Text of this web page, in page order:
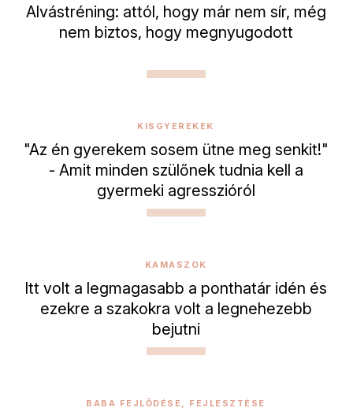
Alvástréning: attól, hogy már nem sír, még
nem biztos, hogy megnyugodott
KISGYEREKEK
"Az én gyerekem sosem ütne meg senkit!"
- Amit minden szülőnek tudnia kell a
gyermeki agresszióról
KAMASZOK
Itt volt a legmagasabb a ponthatár idén és
ezekre a szakokra volt a legnehezebb
bejutni
BABA FEJLŐDÉSE, FEJLESZTÉSE